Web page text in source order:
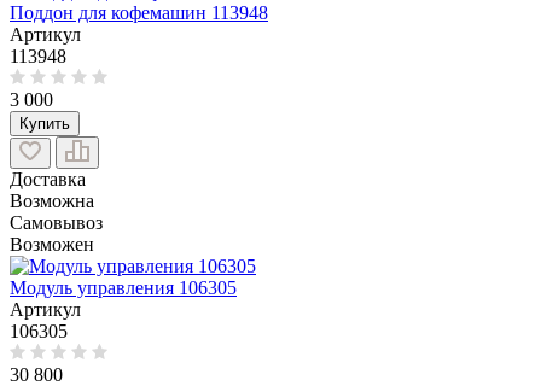
Поддон для кофемашин 113948
Артикул
113948
3 000
Купить
Доставка
Возможна
Самовывоз
Возможен
Модуль управления 106305
Артикул
106305
30 800